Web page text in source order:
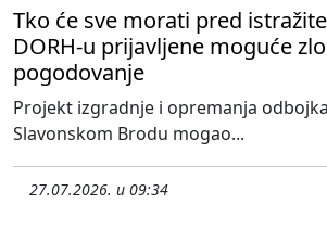
Tko će sve morati pred
DORH-u prijavljene moguće
pogodovanje
Projekt izgradnje i opremanja
Slavonskom Brodu mogao...
27.07.2026. u 09:34